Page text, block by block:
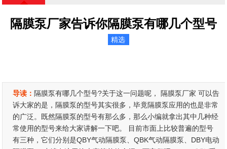
隔膜泵厂家告诉你隔膜泵有哪几个型号
精选
导读： 隔膜泵有哪几个型号?关于这一问题呢， 隔膜泵厂家 可以告
诉大家的是，隔膜泵的型号其实很多，毕竟隔膜泵应用的也是非常
的广泛。既然隔膜泵的型号有那么多，那么小编就拿出其中几种经
常使用的型号来给大家讲解一下吧。 目前市面上比较普遍的型号
有三种，它们分别是QBY气动隔膜泵、QBK气动隔膜泵、DBY电动